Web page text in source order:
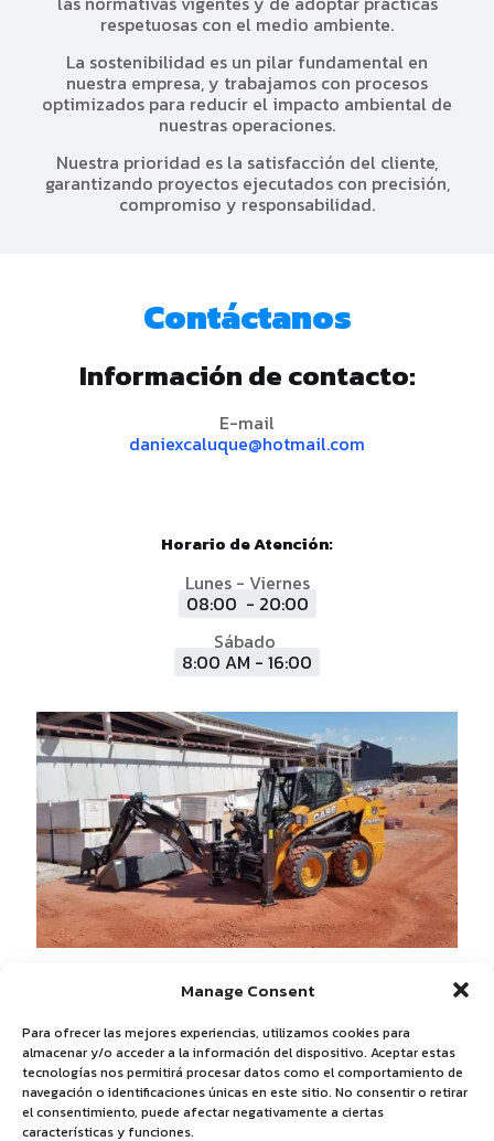
Manage Consent
Para ofrecer las mejores experiencias, utilizamos cookies para
almacenar y/o acceder a la información del dispositivo. Aceptar estas
tecnologías nos permitirá procesar datos como el comportamiento de
navegación o identificaciones únicas en este sitio. No consentir o retirar
el consentimiento, puede afectar negativamente a ciertas
características y funciones.
respetuosas con el medio ambiente.
La sostenibilidad es un pilar fundamental en
nuestra empresa, y trabajamos con procesos
optimizados para reducir el impacto ambiental de
nuestras operaciones.
Nuestra prioridad es la satisfacción del cliente,
garantizando proyectos ejecutados con precisión,
compromiso y responsabilidad.
Contáctanos
Información de contacto:
E-mail
daniexcaluque@hotmail.com
Horario de Atención:
Lunes - Viernes
08:00 - 20:00
Sábado
8:00 AM - 16:00
Política de Privacidad-Aviso Legal-Política de Cookies